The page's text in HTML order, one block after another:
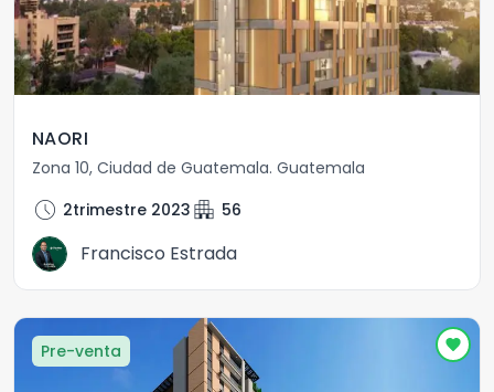
NAORI
Zona 10, Ciudad de Guatemala. Guatemala
schedule 2trimestre 2023 apartment 56
Francisco Estrada
Pre-venta